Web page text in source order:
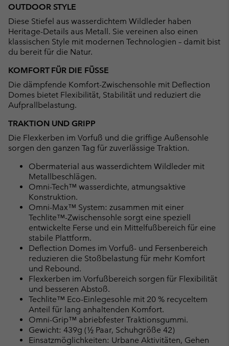
OUTDOOR STYLE
Diese Stiefel aus wasserdichtem Wildleder haben
Heritage-Details aus Metall. Sie vereinen also einen
klassischen Style mit modernen Technologien – damit bist
du bereit für die Natur.
KOMFORT FÜR DIE FÜSSE
Die dämpfende Komfort-Zwischensohle mit Deflection
Domes bietet Flexibilität, Stabilität und reduziert die
Aufprallbelastung.
TRAKTION UND GRIPP
Die Flexkerben im Vorfuß und die griffige Außensohle
sorgen den ganzen Tag für zuverlässige Traktion.
Obermaterial aus wasserdichtem Wildleder mit
Metallbeschlägen.
Omni-Tech™ wasserdichte, atmungsaktive
Konstruktion.
Omni-Max™ System: zusammen mit einer
Techlite™-Zwischensohle sorgt eine speziell
entwickelte Ferse und ein Mittelfußbereich für eine
stabile Plattform.
Deflection Domes im Vorfuß- und Fersenbereich
reduzieren die Stoßbelastung für mehr Komfort
und Rebound.
Flexkerben im Vorfußbereich sorgen für Flexibilität
und besseren Abstoß.
Techlite™ Eco-Einlegesohle mit 20 % recyceltem
Anteil für lang anhaltenden Komfort.
Omni-Grip™ abriebfester Traktionsgummi.
Gewicht: 439g (½ Paar, Schuhgröße 42)
Einsatzmöglichkeiten: Urbane Aktivitäten, Gehen